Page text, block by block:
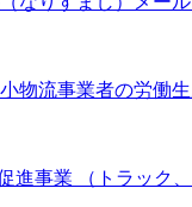
物流事業者の労働
進事業 （トラック